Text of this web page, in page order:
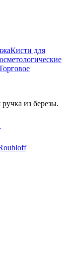
Кисти для
из березы.